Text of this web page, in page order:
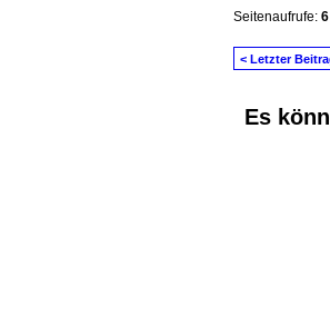
Seitenaufrufe: 6
< Letzter
Es